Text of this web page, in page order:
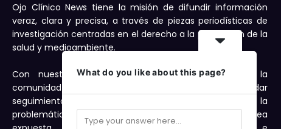
Ojo Clínico News tiene la misión de difundir información
veraz, clara y precisa, a través de piezas periodísticas de
investigación centradas en el derecho a la protección de la
salud y medioambiente.
Con nuestras publicaciones buscamos motivar a la
comunidad a denunciar, con el compromiso de dar
seguimiento con investigaciones periodísticas a la
problemática de salud y medioambiente que sea
What do you like about this page?